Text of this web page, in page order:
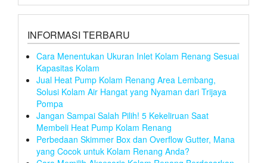
INFORMASI TERBARU
Cara Menentukan Ukuran Inlet Kolam Renang Sesuai
Kapasitas Kolam
Jual Heat Pump Kolam Renang Area Lembang,
Solusi Kolam Air Hangat yang Nyaman dari Trijaya
Pompa
Jangan Sampai Salah Pilih! 5 Kekeliruan Saat
Membeli Heat Pump Kolam Renang
Perbedaan Skimmer Box dan Overflow Gutter, Mana
yang Cocok untuk Kolam Renang Anda?